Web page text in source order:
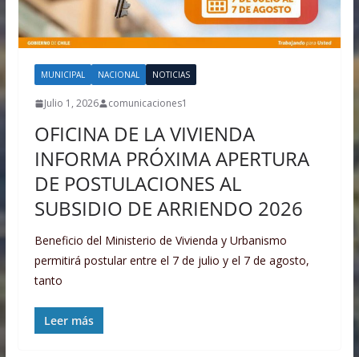
MUNICIPAL NACIONAL NOTICIAS
Julio 1, 2026 comunicaciones1
OFICINA DE LA VIVIENDA
INFORMA PRÓXIMA APERTURA
DE POSTULACIONES AL
SUBSIDIO DE ARRIENDO 2026
Beneficio del Ministerio de Vivienda y Urbanismo
permitirá postular entre el 7 de julio y el 7 de agosto,
tanto
Leer más